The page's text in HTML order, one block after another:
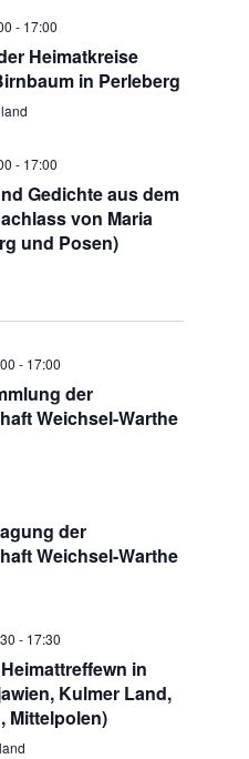
- 17:00
Heimatkreise
in Perleberg
- 17:00
Gedichte aus dem
von Maria
und Posen)
- 17:00
der
Weichsel-Warthe
der
Weichsel-Warthe
- 17:30
in
Kulmer Land,
Mittelpolen)